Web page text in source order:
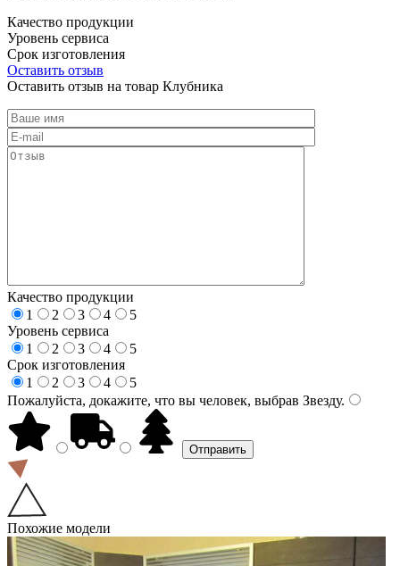
Качество продукции
Уровень сервиса
Срок изготовления
Оставить отзыв
Оставить отзыв на товар Клубника
Качество продукции
1
2 3 4
5
Уровень сервиса
1
2 3 4
5
Срок изготовления
1
2 3 4
5
Пожалуйста, докажите, что вы человек, выбрав Звезду.
Похожие модели